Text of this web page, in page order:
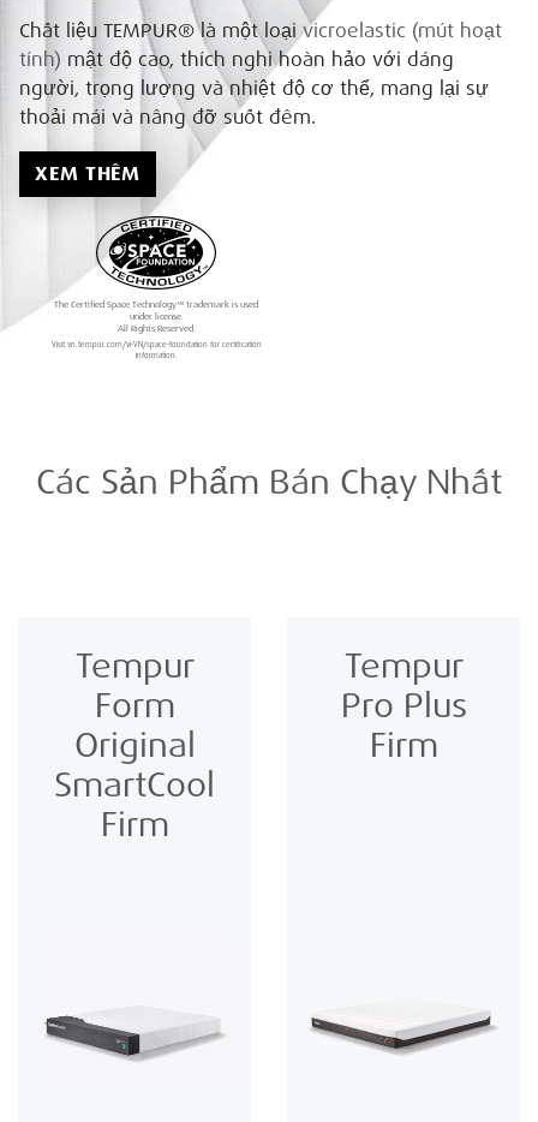
Chất liệu TEMPUR® là một loạivicroelastic (mút hoạt
tính) mật độ cao, thích nghi hoàn hảo với dáng
người, trọng lượng và nhiệt độ cơ thể, mang lại sự
thoải mái và nâng đỡ suốt đêm.
XEM THÊM
The Certified Space Technology™ trademark is used
under license.
All Rights Reserved.
Visit vn.tempur.com/vi-VN/space-foundation for certification
information.
Các Sản Phẩm Bán Chạy Nhất
Tempur
Form
Original
SmartCool
Firm
Tempur
Pro Plus
Firm